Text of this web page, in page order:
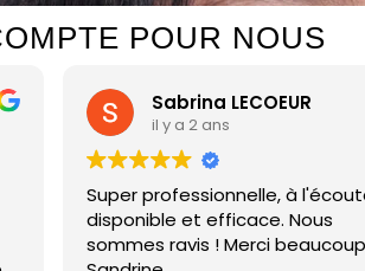
POUR NOUS
Sabrina LECOEUR
il y a 2 ans
Super professionnelle, à l'écoute,
disponible et efficace. Nous
sommes ravis ! Merci beaucoup